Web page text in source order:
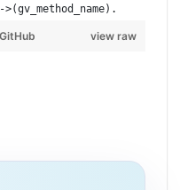
view raw
GitHub